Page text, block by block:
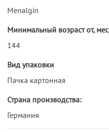
Menalgin
Минимальный возраст от, мес
144
Вид упаковки
Пачка картонная
Страна производства:
Германия